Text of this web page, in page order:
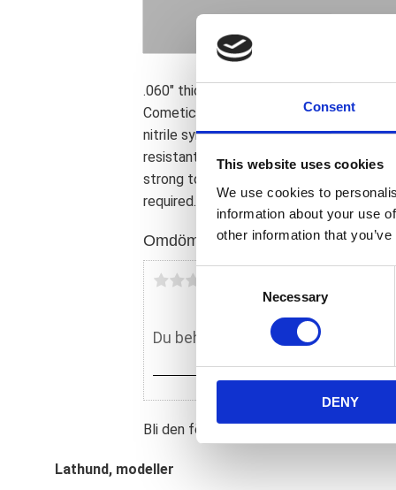
Consent
This website uses cookies
We use cookies to
information about your use
other information that
C
s
t
S
e
Necessary
DENY
.060" thick AFM (Aluminum Foamet
Cometic''s AFM gaskets have an
nitrile synthetic thin foam-like rubber
resistant to over 250�F (122�C). AFM
strong torque retention. Re-torqueing;
required.
Omdömen
Bli den första att lämna ett omdöme.
Lathund, modeller